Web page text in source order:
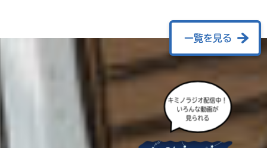
一覧を見る
キミノラジオ配信中！
いろんな動画が
見られる
も
度
み